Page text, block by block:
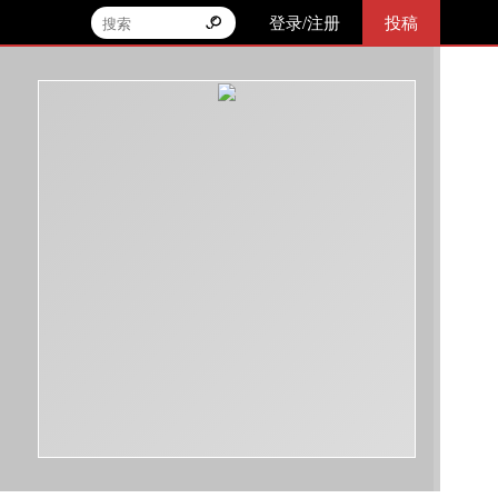
登录/注册 投稿